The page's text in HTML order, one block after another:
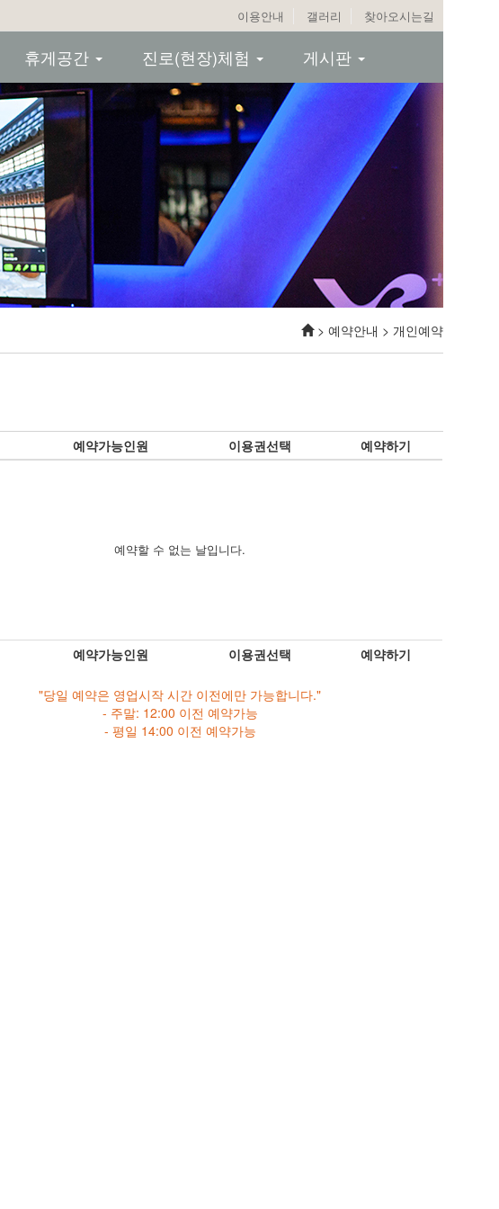
이용안내 갤러리 찾아오시는길
휴게공간 진로(현장)체험 게시판
> 예약안내 > 개인예약
예약가능인원 이용권선택 예약하기
예약할 수 없는 날입니다.
예약가능인원 이용권선택 예약하기
"당일 예약은 영업시작 시간 이전에만 가능합니다."
- 주말: 12:00 이전 예약가능
- 평일 14:00 이전 예약가능